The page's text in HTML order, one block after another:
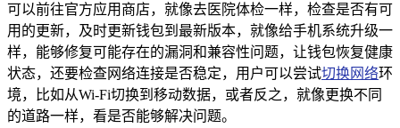
可以前往官方应用商店，就像去医院体检一样，检查是否有可
用的更新，及时更新钱包到最新版本，就像给手机系统升级一
样，能够修复可能存在的漏洞和兼容性问题，让钱包恢复健康
状态，还要检查网络连接是否稳定，用户可以尝试切换网络环
境，比如从Wi-Fi切换到移动数据，或者反之，就像更换不同
的道路一样，看是否能够解决问题。